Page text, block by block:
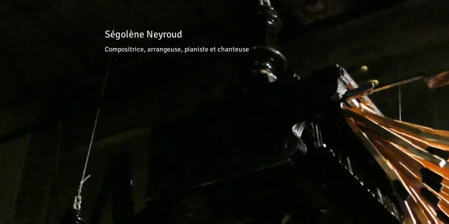
Ségolène Neyroud
Compositrice, arrangeuse, pianiste et chanteuse